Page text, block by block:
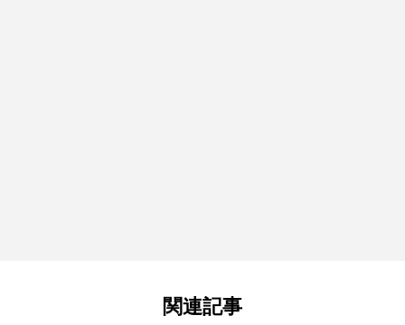
関連記事